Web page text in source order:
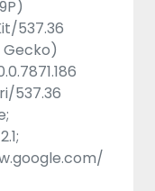
537.36
Gecko)
537.36